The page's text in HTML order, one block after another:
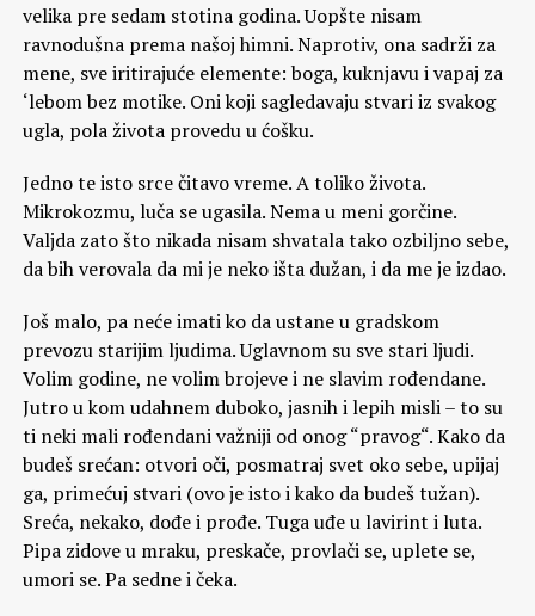
velika pre sedam stotina godina. Uopšte nisam
ravnodušna prema našoj himni. Naprotiv, ona sadrži za
mene, sve iritirajuće elemente: boga, kuknjavu i vapaj za
‘lebom bez motike. Oni koji sagledavaju stvari iz svakog
ugla, pola života provedu u ćošku.
Jedno te isto srce čitavo vreme. A toliko života.
Mikrokozmu, luča se ugasila. Nema u meni gorčine.
Valjda zato što nikada nisam shvatala tako ozbiljno sebe,
da bih verovala da mi je neko išta dužan, i da me je izdao.
Još malo, pa neće imati ko da ustane u gradskom
prevozu starijim ljudima. Uglavnom su sve stari ljudi.
Volim godine, ne volim brojeve i ne slavim rođendane.
Jutro u kom udahnem duboko, jasnih i lepih misli – to su
ti neki mali rođendani važniji od onog “pravog“. Kako da
budeš srećan: otvori oči, posmatraj svet oko sebe, upijaj
ga, primećuj stvari (ovo je isto i kako da budeš tužan).
Sreća, nekako, dođe i prođe. Tuga uđe u lavirint i luta.
Pipa zidove u mraku, preskače, provlači se, uplete se,
umori se. Pa sedne i čeka.